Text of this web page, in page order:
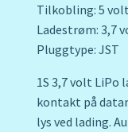
Tilkobling: 5
Ladestrøm: 3,7
Pluggtype: JST
1S 3,7 volt LiPo
kontakt på
lys ved lading.